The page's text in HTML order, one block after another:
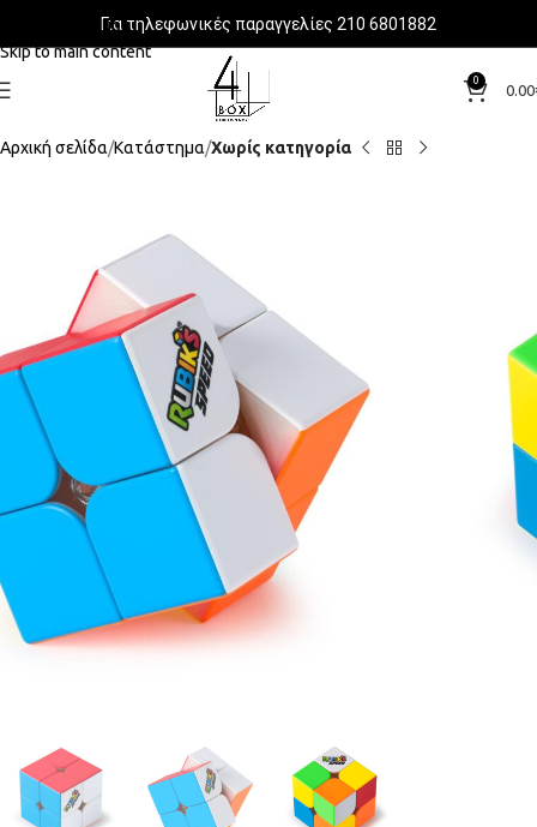
Skip to navigation
Skip to main content
Για τηλεφωνικές παραγγελίες 210 6801882
0
0.00
Αρχική σελίδα Κατάστημα Χωρίς κατηγορία